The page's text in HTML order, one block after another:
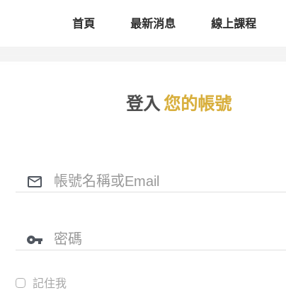
首頁 最新消息 線上課程
登入您的帳號
記住我